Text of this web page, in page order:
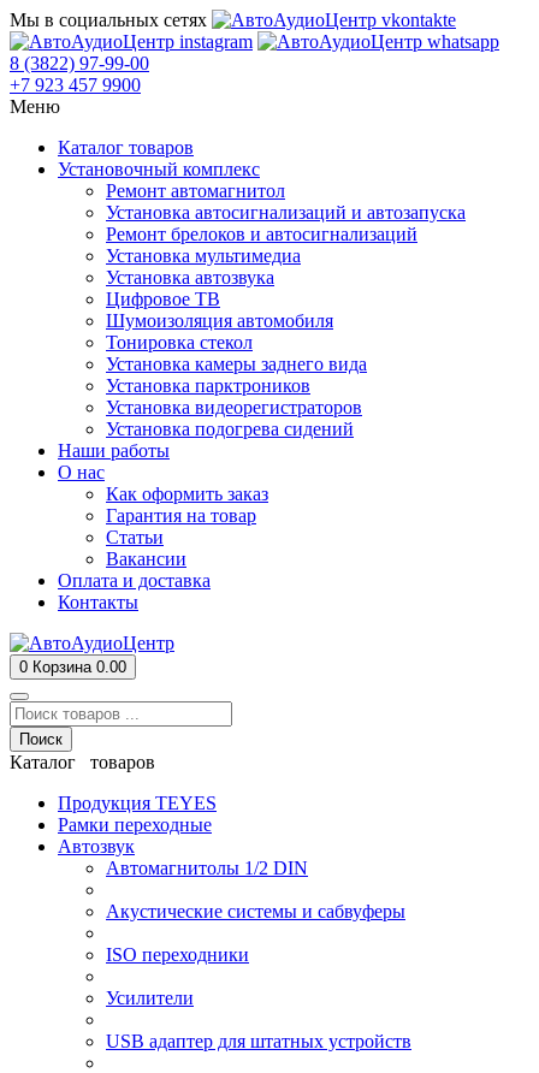
Мы в социальных сетях
8 (3822) 97-99-00
+7 923 457 9900
Меню
Каталог товаров
Установочный комплекс
Ремонт автомагнитол
Установка автосигнализаций и автозапуска
Ремонт брелоков и автосигнализаций
Установка мультимедиа
Установка автозвука
Цифровое ТВ
Шумоизоляция автомобиля
Тонировка стекол
Установка камеры заднего вида
Установка парктроников
Установка видеорегистраторов
Установка подогрева сидений
Наши работы
О нас
Как оформить заказ
Гарантия на товар
Статьи
Вакансии
Оплата и доставка
Контакты
0 Корзина 0.00
Поиск
Каталог товаров
Продукция TEYES
Рамки переходные
Автозвук
Автомагнитолы 1/2 DIN
Акустические системы и сабвуферы
ISO переходники
Усилители
USB адаптер для штатных устройств